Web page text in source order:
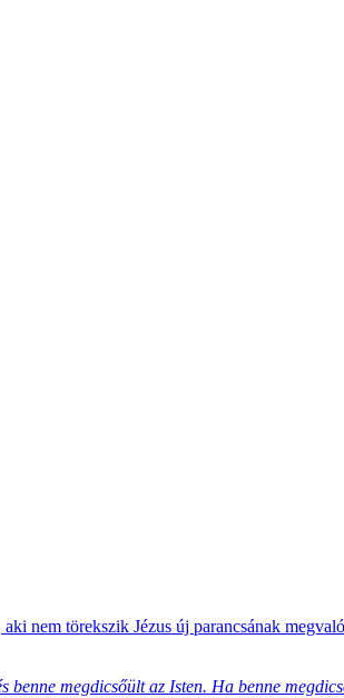
nem törekszik Jézus új parancsának
benne megdicsőült az Isten. Ha benne